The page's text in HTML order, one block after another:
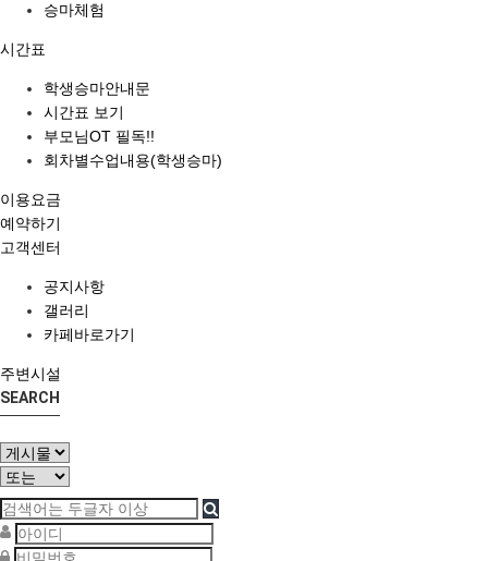
승마체험
시간표
학생승마안내문
시간표 보기
부모님OT 필독!!
회차별수업내용(학생승마)
이용요금
예약하기
고객센터
공지사항
갤러리
카페바로가기
주변시설
SEARCH